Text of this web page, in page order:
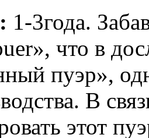
1-3года.
что в
пуэр»,
В
этот